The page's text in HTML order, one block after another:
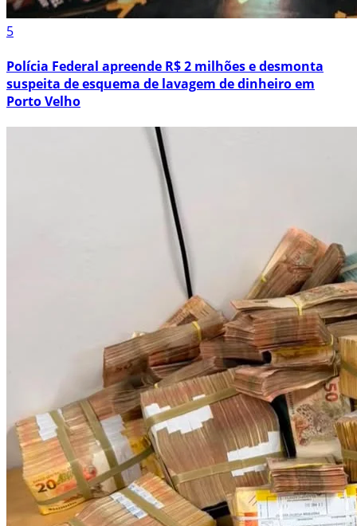
5
Polícia Federal apreende R$ 2 milhões e desmonta
suspeita de esquema de lavagem de dinheiro em
Porto Velho